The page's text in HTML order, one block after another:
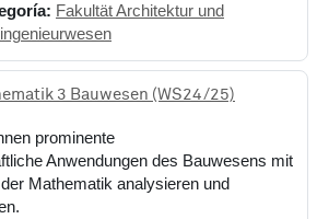
Fakultät Architektur und
3 Bauwesen (WS24/25)
prominente
Anwendungen des Bauwesens mit
Mathematik analysieren und